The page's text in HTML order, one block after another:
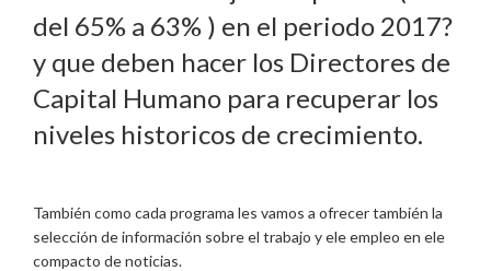
del 65% a 63% ) en el periodo 2017?
y que deben hacer los Directores de
Capital Humano para recuperar los
niveles historicos de crecimiento.
También como cada programa les vamos a ofrecer también la
selección de información sobre el trabajo y ele empleo en ele
compacto de noticias.